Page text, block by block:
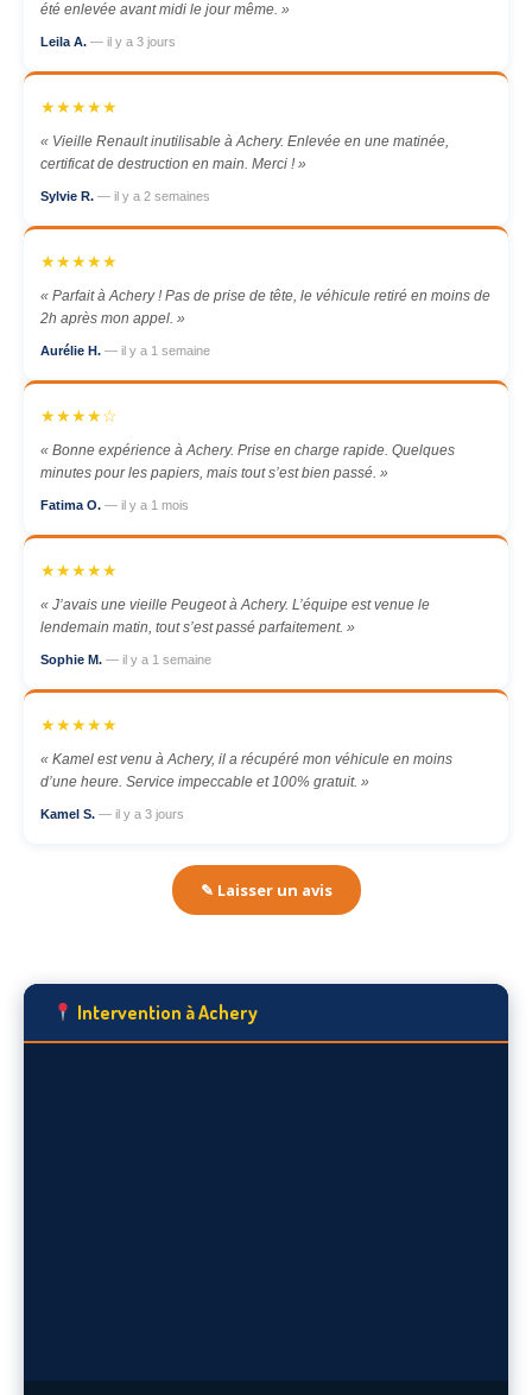
été enlevée avant midi le jour même. »
Leila A. — il y a 3 jours
★★★★★
« Vieille Renault inutilisable à Achery. Enlevée en une matinée,
certificat de destruction en main. Merci ! »
Sylvie R. — il y a 2 semaines
★★★★★
« Parfait à Achery ! Pas de prise de tête, le véhicule retiré en moins de
2h après mon appel. »
Aurélie H. — il y a 1 semaine
★★★★☆
« Bonne expérience à Achery. Prise en charge rapide. Quelques
minutes pour les papiers, mais tout s’est bien passé. »
Fatima O. — il y a 1 mois
★★★★★
« J’avais une vieille Peugeot à Achery. L’équipe est venue le
lendemain matin, tout s’est passé parfaitement. »
Sophie M. — il y a 1 semaine
★★★★★
« Kamel est venu à Achery, il a récupéré mon véhicule en moins
d’une heure. Service impeccable et 100% gratuit. »
Kamel S. — il y a 3 jours
✎ Laisser un avis
Intervention à Achery